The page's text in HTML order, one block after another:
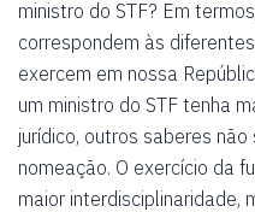
ministro do STF? Em
correspondem às
exercem em nossa
um ministro do STF tenha
jurídico, outros saberes
nomeação. O exercício da
maior interdisciplinaridade,